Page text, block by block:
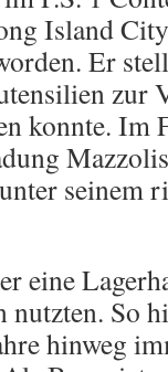
Island
Er
zur
konnte. Im
seinem
eine
nutzten. So
hinweg